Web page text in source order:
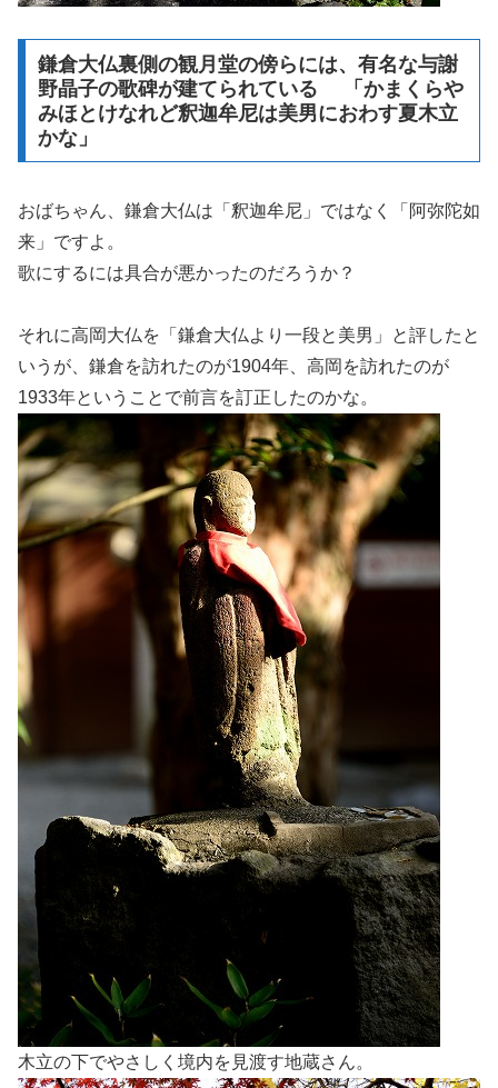
鎌倉大仏裏側の観月堂の傍らには、有名な与謝
野晶子の歌碑が建てられている 「かまくらや
みほとけなれど釈迦牟尼は美男におわす夏木立
かな」
おばちゃん、鎌倉大仏は「釈迦牟尼」ではなく「阿弥陀如
来」ですよ。
歌にするには具合が悪かったのだろうか？
それに高岡大仏を「鎌倉大仏より一段と美男」と評したと
いうが、鎌倉を訪れたのが1904年、高岡を訪れたのが
1933年ということで前言を訂正したのかな。
木立の下でやさしく境内を見渡す地蔵さん。